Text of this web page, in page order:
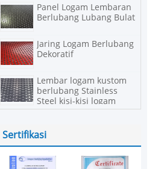
Panel Logam Lembaran
Berlubang Lubang Bulat
Jaring Logam Berlubang
Dekoratif
Lembar logam kustom
berlubang Stainless
Steel kisi-kisi logam
dekoratif
Sertifikasi